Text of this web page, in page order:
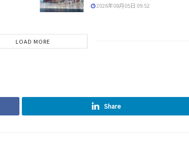
2026年08月05日 09:52
LOAD MORE
Share